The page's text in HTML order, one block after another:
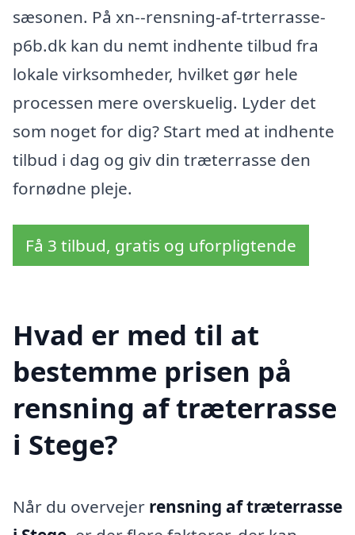
sæsonen. På xn--rensning-af-trterrasse-
p6b.dk kan du nemt indhente tilbud fra
lokale virksomheder, hvilket gør hele
processen mere overskuelig. Lyder det
som noget for dig? Start med at indhente
tilbud i dag og giv din træterrasse den
fornødne pleje.
Få 3 tilbud, gratis og uforpligtende
Hvad er med til at
bestemme prisen på
rensning af træterrasse
i Stege?
Når du overvejer rensning af træterrasse